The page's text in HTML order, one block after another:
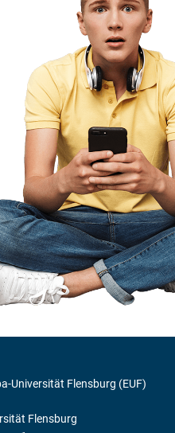
Universität Flensburg (EUF)
Flensburg